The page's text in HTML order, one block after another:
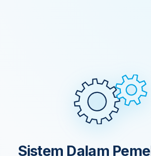
Sistem Dalam